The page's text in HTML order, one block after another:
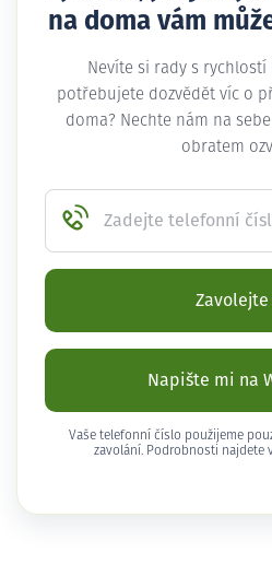
na doma vám
Nevíte si rady s
potřebujete dozvědět víc o
doma? Nechte nám na
obratem
Zadejte telefonní
Zavolejte
Napište mi na
Vaše telefonní číslo použijeme
zavolání. Podrobnosti najdete